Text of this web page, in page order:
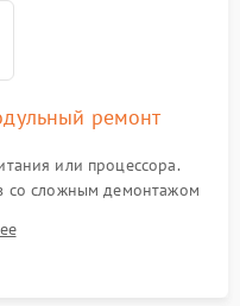
ремонт
или процессора.
со сложным демонтажом
поврежденных дорожек,
EEPROM